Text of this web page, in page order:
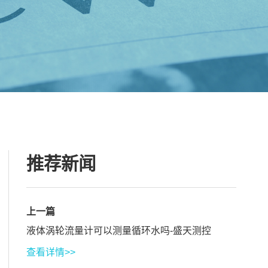
推荐新闻
上一篇
液体涡轮流量计可以测量循环水吗-盛天测控
查看详情>>